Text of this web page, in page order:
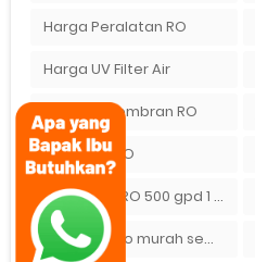
Harga Peralatan RO
Harga UV Filter Air
Housing Membran RO
Jual Filter RO
Jual Mesin RO 500 gpd 1 Membran
jual mesin ro murah semarang